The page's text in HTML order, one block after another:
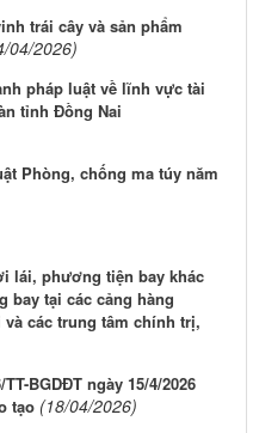
trái cây và sản phẩm
04/2026)
pháp luật về lĩnh vực tài
tỉnh Đồng Nai
Phòng, chống ma túy năm
lái, phương tiện bay khác
bay tại các cảng hàng
các trung tâm chính trị,
BGDĐT ngày 15/4/2026
tạo (18/04/2026)